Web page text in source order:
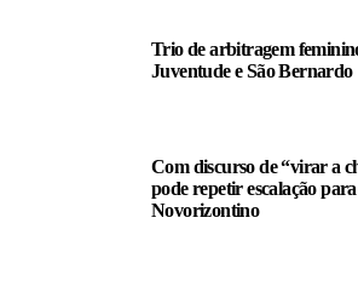
Trio de arbitragem
Juventude e São Bernardo
Com discurso de “virar a
pode repetir escalação
Novorizontino